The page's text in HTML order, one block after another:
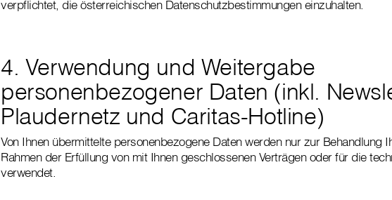
verpflichtet, die österreichischen Datenschutzbestimmungen einzuhalten.
4. Verwendung und Weitergabe
personenbezogener Daten (inkl.
Plaudernetz und Caritas-Hotline)
Von Ihnen übermittelte personenbezogene Daten werden nur zur Behandlung
Rahmen der Erfüllung von mit Ihnen geschlossenen Verträgen oder für die
verwendet.